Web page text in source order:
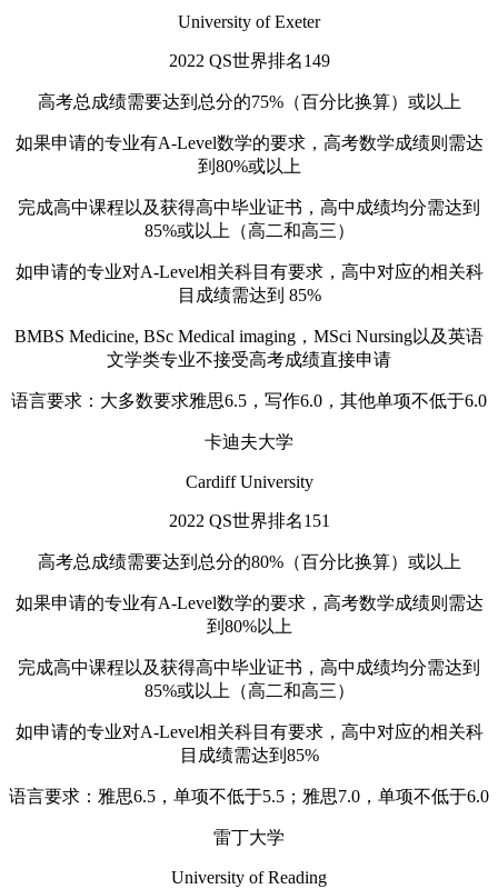
University of Exeter
2022 QS世界排名149
高考总成绩需要达到总分的75%（百分比换算）或以上
如果申请的专业有A-Level数学的要求，高考数学成绩则需达
到80%或以上
完成高中课程以及获得高中毕业证书，高中成绩均分需达到
85%或以上（高二和高三）
如申请的专业对A-Level相关科目有要求，高中对应的相关科
目成绩需达到 85%
BMBS Medicine, BSc Medical imaging，MSci Nursing以及英语
文学类专业不接受高考成绩直接申请
语言要求：大多数要求雅思6.5，写作6.0，其他单项不低于6.0
卡迪夫大学
Cardiff University
2022 QS世界排名151
高考总成绩需要达到总分的80%（百分比换算）或以上
如果申请的专业有A-Level数学的要求，高考数学成绩则需达
到80%以上
完成高中课程以及获得高中毕业证书，高中成绩均分需达到
85%或以上（高二和高三）
如申请的专业对A-Level相关科目有要求，高中对应的相关科
目成绩需达到85%
语言要求：雅思6.5，单项不低于5.5；雅思7.0，单项不低于6.0
雷丁大学
University of Reading